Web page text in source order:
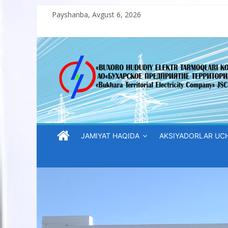
content
Payshanba, Avgust 6, 2026
“Buxoro
hududiy
elektr
tarmoqlari
korxonasi”
“Buxoro
JAMIYAT HAQIDA AKSIYADORLAR